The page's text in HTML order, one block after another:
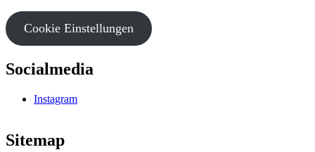
Cookie Einstellungen
Socialmedia
Instagram
Sitemap